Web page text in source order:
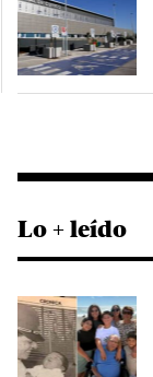
Lo + leído